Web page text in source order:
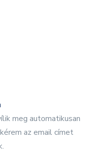
meg automatikusan
az email címet